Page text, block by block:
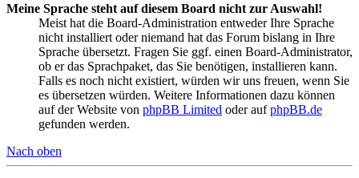
Meine Sprache steht auf diesem Board nicht zur Auswahl!
Meist hat die Board-Administration entweder Ihre Sprache
nicht installiert oder niemand hat das Forum bislang in Ihre
Sprache übersetzt. Fragen Sie ggf. einen Board-Administrator,
ob er das Sprachpaket, das Sie benötigen, installieren kann.
Falls es noch nicht existiert, würden wir uns freuen, wenn Sie
es übersetzen würden. Weitere Informationen dazu können
auf der Website von phpBB Limited oder aufphpBB.de
gefunden werden.
Nach oben